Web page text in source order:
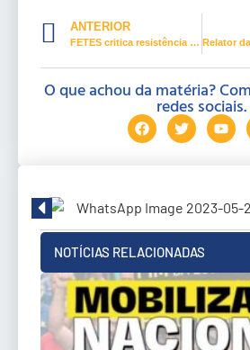
ANTERIOR
FETES critica resistência parlamentar sobre o fim da escala 6×1
O que achou da matéria?
redes sociais.
NOTÍCIAS RELACIONADAS